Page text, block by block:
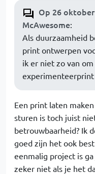
Op 26
McAwesome:
Als duurzaamheid
print ontwerpen
ik er niet zo van
experimenteerprint
Een print laten
sturen is toch juist
betrouwbaarheid? Ik
goed zijn het ook
eenmalig project is
zeker niet als je het